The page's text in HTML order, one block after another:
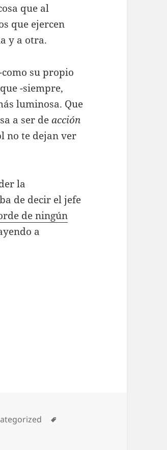
que al
que ejercen
y a otra.
su propio
-siempre,
luminosa. Que
a ser deacción
no te dejan ver
la
de decir el jefe
de ningún
a